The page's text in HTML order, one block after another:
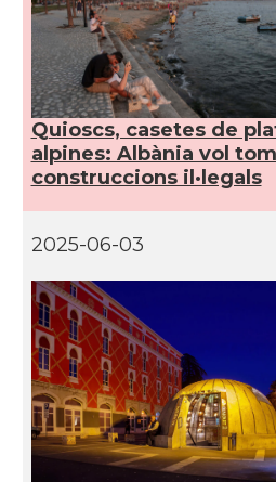
Quioscs, casetes de
alpines: Albània vol
construccions il·legals
2025-06-03